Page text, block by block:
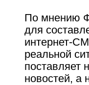
По мнению
для
интернет-
реальной
поставляет
новостей, а